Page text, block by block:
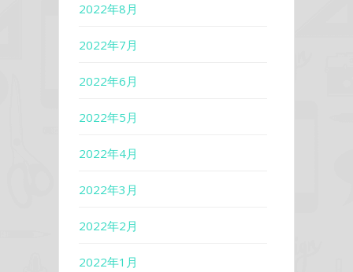
2022年8月
2022年7月
2022年6月
2022年5月
2022年4月
2022年3月
2022年2月
2022年1月